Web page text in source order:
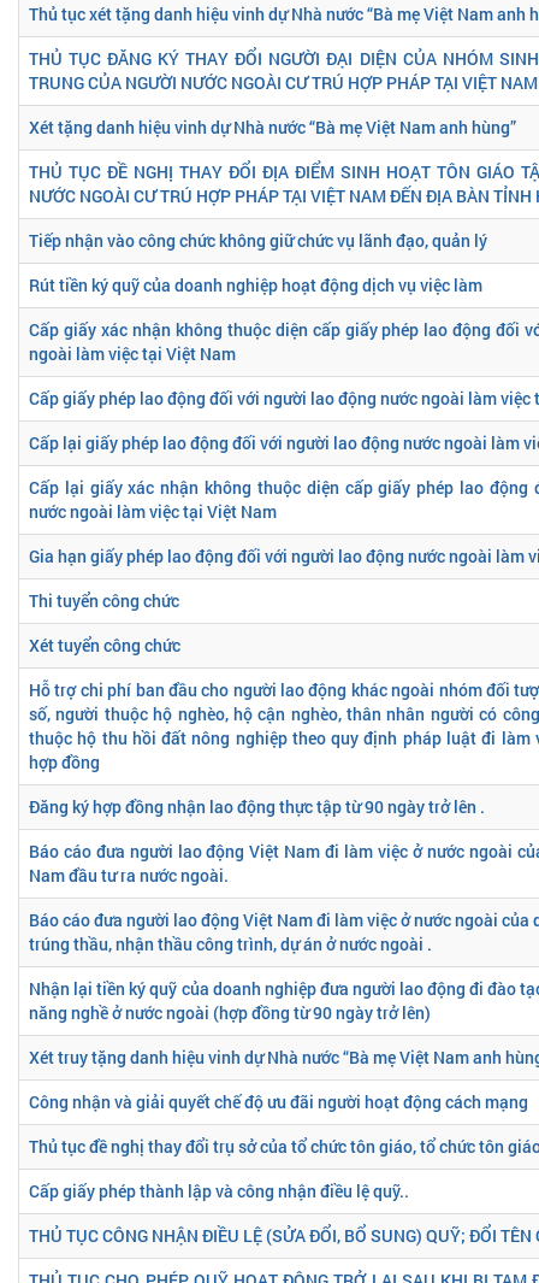
Thủ tục xét tặng danh hiệu vinh dự Nhà nước “Bà mẹ Việt Nam anh
THỦ TỤC ĐĂNG KÝ THAY ĐỔI NGƯỜI ĐẠI DIỆN CỦA NHÓM
TRUNG CỦA NGƯỜI NƯỚC NGOÀI CƯ TRÚ HỢP PHÁP TẠI VIỆT
Xét tặng danh hiệu vinh dự Nhà nước “Bà mẹ Việt Nam anh hùng”
THỦ TỤC ĐỀ NGHỊ THAY ĐỔI ĐỊA ĐIỂM SINH HOẠT TÔN GIÁO
NƯỚC NGOÀI CƯ TRÚ HỢP PHÁP TẠI VIỆT NAM ĐẾN ĐỊA BÀN
Tiếp nhận vào công chức không giữ chức vụ lãnh đạo, quản lý
Rút tiền ký quỹ của doanh nghiệp hoạt động dịch vụ việc làm
Cấp giấy xác nhận không thuộc diện cấp giấy phép lao động đối
ngoài làm việc tại Việt Nam
Cấp giấy phép lao động đối với người lao động nước ngoài làm việc
Cấp lại giấy phép lao động đối với người lao động nước ngoài làm
Cấp lại giấy xác nhận không thuộc diện cấp giấy phép lao động
nước ngoài làm việc tại Việt Nam
Gia hạn giấy phép lao động đối với người lao động nước ngoài làm
Thi tuyển công chức
Xét tuyển công chức
Hỗ trợ chi phí ban đầu cho người lao động khác ngoài nhóm đối
số, người thuộc hộ nghèo, hộ cận nghèo, thân nhân người có
thuộc hộ thu hồi đất nông nghiệp theo quy định pháp luật đi làm
hợp đồng
Đăng ký hợp đồng nhận lao động thực tập từ 90 ngày trở lên .
Báo cáo đưa người lao động Việt Nam đi làm việc ở nước ngoài
Nam đầu tư ra nước ngoài.
Báo cáo đưa người lao động Việt Nam đi làm việc ở nước ngoài của
trúng thầu, nhận thầu công trình, dự án ở nước ngoài .
Nhận lại tiền ký quỹ của doanh nghiệp đưa người lao động đi đào
năng nghề ở nước ngoài (hợp đồng từ 90 ngày trở lên)
Xét truy tặng danh hiệu vinh dự Nhà nước “Bà mẹ Việt Nam anh
Công nhận và giải quyết chế độ ưu đãi người hoạt động cách mạng
Thủ tục đề nghị thay đổi trụ sở của tổ chức tôn giáo, tổ chức tôn
Cấp giấy phép thành lập và công nhận điều lệ quỹ..
THỦ TỤC CÔNG NHẬN ĐIỀU LỆ (SỬA ĐỔI, BỔ SUNG) QUỸ; ĐỔI